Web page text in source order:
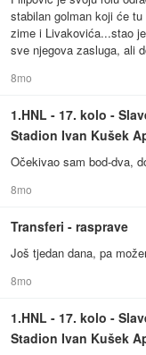
stabilan golman koji će
zime i Livakovića...stao
sve njegova zasluga, ali
8mo
1.HNL - 17. kolo -
Stadion Ivan Kušek
Očekivao sam bod-dva,
8mo
Transferi - rasprave
Još tjedan dana, pa
8mo
1.HNL - 17. kolo -
Stadion Ivan Kušek